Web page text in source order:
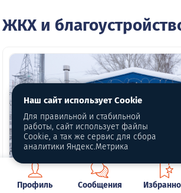
ЖКХ и
Профиль Сообщения
Наш сайт использует Cookie
Для правильной и стабильной
работы, сайт использует файлы
Cookie, а так же сервис для сбора
аналитики Яндекс.Метрика